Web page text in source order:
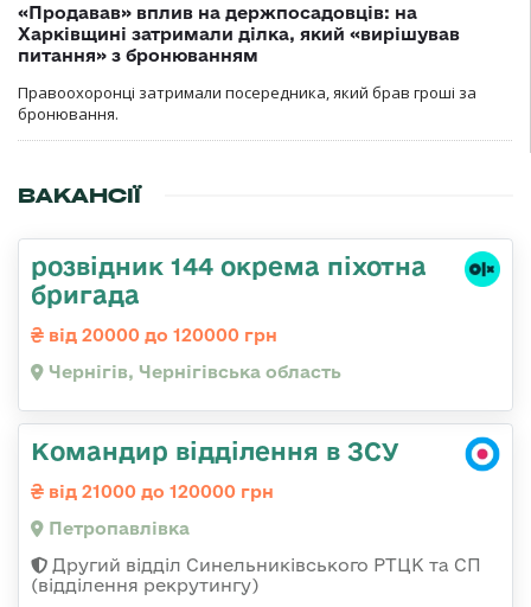
«Продавав» вплив на держпосадовців: на
Харківщині затримали ділка, який «вирішував
питання» з бронюванням
Правоохоронці затримали посередника, який брав гроші за
бронювання.
ВАКАНСІЇ
розвідник 144 окрема піхотна
бригада
від 20000 до 120000 грн
Чернігів, Чернігівська область
Командир відділення в ЗСУ
від 21000 до 120000 грн
Петропавлівка
Другий відділ Синельниківського РТЦК та СП
(відділення рекрутингу)